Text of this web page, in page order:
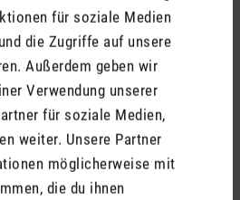
für soziale Medien
die Zugriffe auf unsere
Außerdem geben wir
Verwendung unserer
für soziale Medien,
weiter. Unsere Partner
möglicherweise mit
die du ihnen
per Post, per Telefon, per
GmbH